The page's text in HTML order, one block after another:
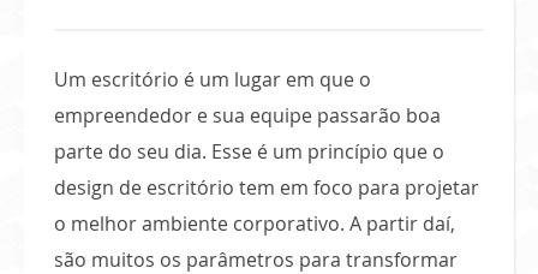
Um escritório é um lugar em que o
empreendedor e sua equipe passarão boa
parte do seu dia. Esse é um princípio que o
design de escritório tem em foco para projetar
o melhor ambiente corporativo. A partir daí,
são muitos os parâmetros para transformar